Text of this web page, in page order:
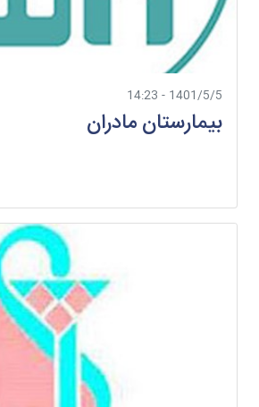
1401/5/5 - 14:23
بیمارستان مادران